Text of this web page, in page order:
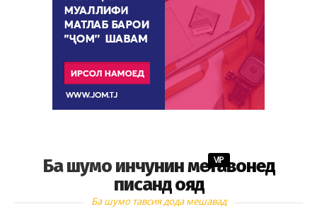
Ба шумо инчунин метавонед
писанд ояд
VIP
Ба шумо тавсия дода мешавад